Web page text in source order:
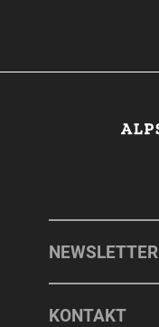
NEWSLETTER
KONTAKT